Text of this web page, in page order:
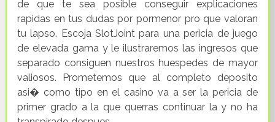
de que te sea posible conseguir explicaciones
rapidas en tus dudas por pormenor pro que valoran
tu lapso. Escoja SlotJoint para una pericia de juego
de elevada gama y le ilustraremos las ingresos que
separado consiguen nuestros huespedes de mayor
valiosos. Prometemos que al completo deposito
asi� como tipo en el casino va a ser la pericia de
primer grado a la que querras continuar la y no ha